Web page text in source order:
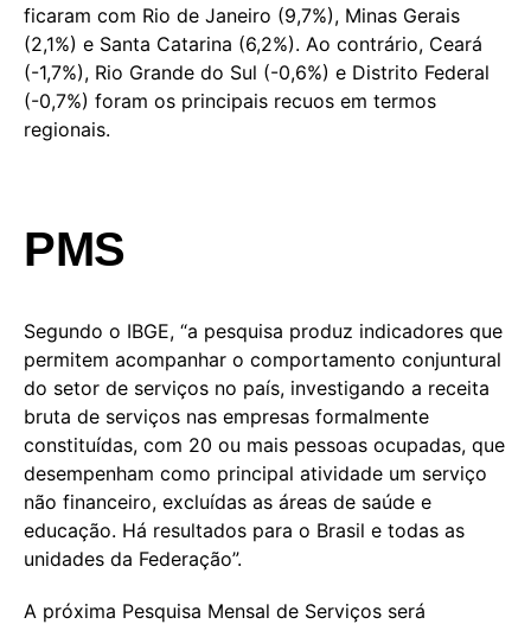
ficaram com Rio de Janeiro (9,7%), Minas Gerais
(2,1%) e Santa Catarina (6,2%). Ao contrário, Ceará
(-1,7%), Rio Grande do Sul (-0,6%) e Distrito Federal
(-0,7%) foram os principais recuos em termos
regionais.
PMS
Segundo o IBGE, “a pesquisa produz indicadores que
permitem acompanhar o comportamento conjuntural
do setor de serviços no país, investigando a receita
bruta de serviços nas empresas formalmente
constituídas, com 20 ou mais pessoas ocupadas, que
desempenham como principal atividade um serviço
não financeiro, excluídas as áreas de saúde e
educação. Há resultados para o Brasil e todas as
unidades da Federação”.
A próxima Pesquisa Mensal de Serviços será